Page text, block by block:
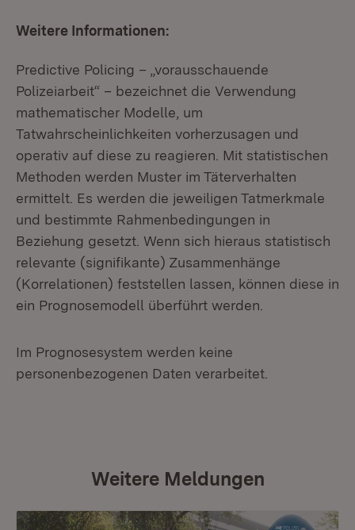
Weitere Informationen:
Predictive Policing – „vorausschauende
Polizeiarbeit“ – bezeichnet die Verwendung
mathematischer Modelle, um
Tatwahrscheinlichkeiten vorherzusagen und
operativ auf diese zu reagieren. Mit statistischen
Methoden werden Muster im Täterverhalten
ermittelt. Es werden die jeweiligen Tatmerkmale
und bestimmte Rahmenbedingungen in
Beziehung gesetzt. Wenn sich hieraus statistisch
relevante (signifikante) Zusammenhänge
(Korrelationen) feststellen lassen, können diese in
ein Prognosemodell überführt werden.
Im Prognosesystem werden keine
personenbezogenen Daten verarbeitet.
Weitere Meldungen